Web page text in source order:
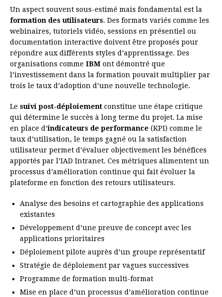
Un aspect souvent sous-estimé mais fondamental est la
formation des utilisateurs. Des formats variés comme les
webinaires, tutoriels vidéo, sessions en présentiel ou
documentation interactive doivent être proposés pour
répondre aux différents styles d’apprentissage. Des
organisations comme IBM ont démontré que
l’investissement dans la formation pouvait multiplier par
trois le taux d’adoption d’une nouvelle technologie.
Le suivi post-déploiement constitue une étape critique
qui détermine le succès à long terme du projet. La mise
en place d’indicateurs de performance (KPI) comme le
taux d’utilisation, le temps gagné ou la satisfaction
utilisateur permet d’évaluer objectivement les bénéfices
apportés par l’IAD Intranet. Ces métriques alimentent un
processus d’amélioration continue qui fait évoluer la
plateforme en fonction des retours utilisateurs.
Analyse des besoins et cartographie des applications
existantes
Développement d’une preuve de concept avec les
applications prioritaires
Déploiement pilote auprès d’un groupe représentatif
Stratégie de déploiement par vagues successives
Programme de formation multi-format
Mise en place d’un processus d’amélioration continue